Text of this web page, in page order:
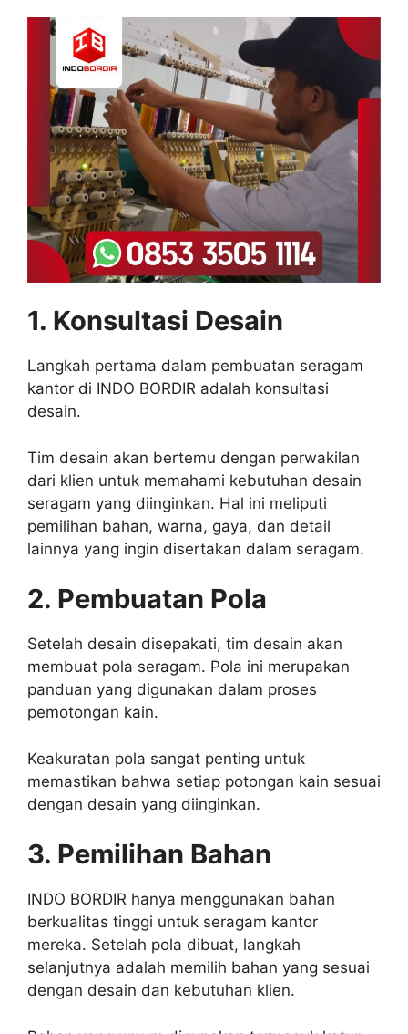
1. Konsultasi Desain
Langkah pertama dalam pembuatan seragam
kantor di INDO BORDIR adalah konsultasi
desain.
Tim desain akan bertemu dengan perwakilan
dari klien untuk memahami kebutuhan desain
seragam yang diinginkan. Hal ini meliputi
pemilihan bahan, warna, gaya, dan detail
lainnya yang ingin disertakan dalam seragam.
2. Pembuatan Pola
Setelah desain disepakati, tim desain akan
membuat pola seragam. Pola ini merupakan
panduan yang digunakan dalam proses
pemotongan kain.
Keakuratan pola sangat penting untuk
memastikan bahwa setiap potongan kain sesuai
dengan desain yang diinginkan.
3. Pemilihan Bahan
INDO BORDIR hanya menggunakan bahan
berkualitas tinggi untuk seragam kantor
mereka. Setelah pola dibuat, langkah
selanjutnya adalah memilih bahan yang sesuai
dengan desain dan kebutuhan klien.